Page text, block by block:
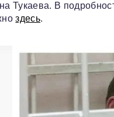
Тукаева. В
здесь.